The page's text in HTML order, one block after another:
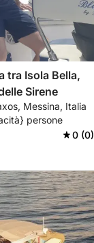
tra Isola Bella,
Sirene
Messina, Italia
persone
0 (0)